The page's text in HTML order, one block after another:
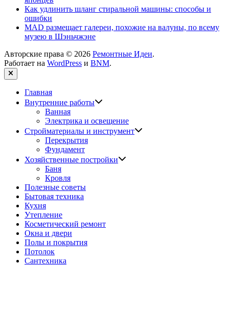
Как удлинить шланг стиральной машины: способы и
ошибки
MAD размещает галереи, похожие на валуны, по всему
музею в Шэньчжэне
Авторские права © 2026 Ремонтные Идеи.
Работает на WordPress и BNM.
Закрыть
Главная
Внутренние работы
Ванная
Электрика и освещение
Стройматериалы и инструмент
Перекрытия
Фундамент
Хозяйственные постройки
Баня
Кровля
Полезные советы
Бытовая техника
Кухня
Утепление
Косметический ремонт
Окна и двери
Полы и покрытия
Потолок
Сантехника